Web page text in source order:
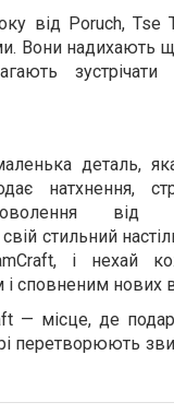
від Poruch, Tse
Вони надихають
деталь,
натхнення,
від
стильний
і нехай
сповненим нових
— місце, де
перетворюють